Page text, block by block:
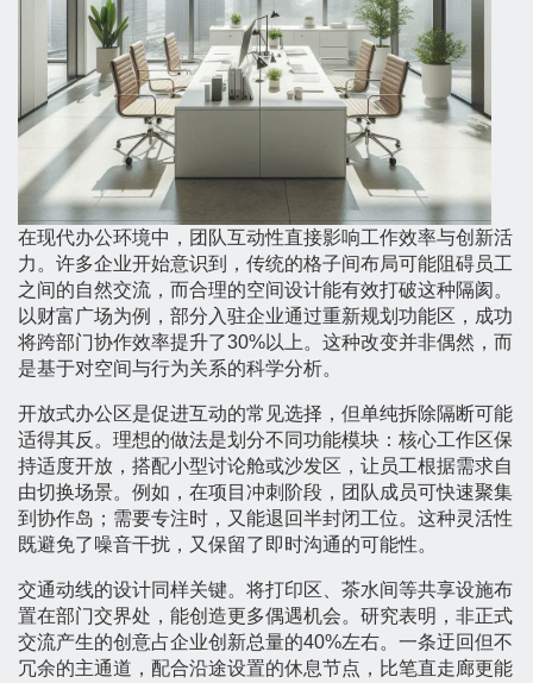
在现代办公环境中，团队互动性直接影响工作效率与创新活
力。许多企业开始意识到，传统的格子间布局可能阻碍员工
之间的自然交流，而合理的空间设计能有效打破这种隔阂。
以财富广场为例，部分入驻企业通过重新规划功能区，成功
将跨部门协作效率提升了30%以上。这种改变并非偶然，而
是基于对空间与行为关系的科学分析。
开放式办公区是促进互动的常见选择，但单纯拆除隔断可能
适得其反。理想的做法是划分不同功能模块：核心工作区保
持适度开放，搭配小型讨论舱或沙发区，让员工根据需求自
由切换场景。例如，在项目冲刺阶段，团队成员可快速聚集
到协作岛；需要专注时，又能退回半封闭工位。这种灵活性
既避免了噪音干扰，又保留了即时沟通的可能性。
交通动线的设计同样关键。将打印区、茶水间等共享设施布
置在部门交界处，能创造更多偶遇机会。研究表明，非正式
交流产生的创意占企业创新总量的40%左右。一条迂回但不
冗余的主通道，配合沿途设置的休息节点，比笔直走廊更能